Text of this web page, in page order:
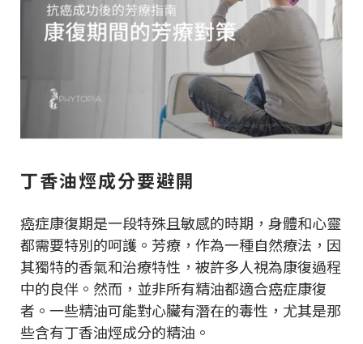
丁香油烴成分要避開
癌症康復期是一段特殊且敏感的時期，身體和心靈
都需要特別的呵護。芳療，作為一種自然療法，因
其獨特的香氣和治療特性，被許多人視為康復過程
中的良伴。然而，並非所有精油都適合癌症康復
者。一些精油可能對心臟有潛在的毒性，尤其是那
些含有丁香油烴成分的精油。